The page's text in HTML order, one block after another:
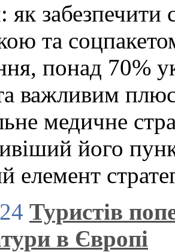
забезпечити
та
понад 70%
важливим
медичне
його
елемент
Туристів
в Європі